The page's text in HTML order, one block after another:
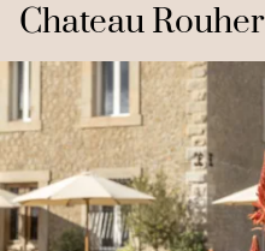
Chateau Rouher